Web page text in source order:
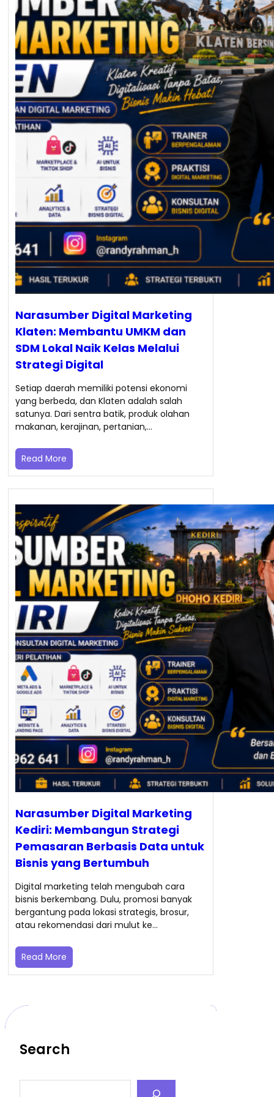
Narasumber Digital Marketing
Klaten: Membantu UMKM dan
SDM Lokal Naik Kelas Melalui
Strategi Digital
Setiap daerah memiliki potensi ekonomi
yang berbeda, dan Klaten adalah salah
satunya. Dari sentra batik, produk olahan
makanan, kerajinan, pertanian,…
Read More
Narasumber Digital Marketing
Kediri: Membangun Strategi
Pemasaran Berbasis Data untuk
Bisnis yang Bertumbuh
Digital marketing telah mengubah cara
bisnis berkembang. Dulu, promosi banyak
bergantung pada lokasi strategis, brosur,
atau rekomendasi dari mulut ke…
Read More
Search